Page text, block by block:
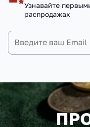
Узнавайте
распродажах